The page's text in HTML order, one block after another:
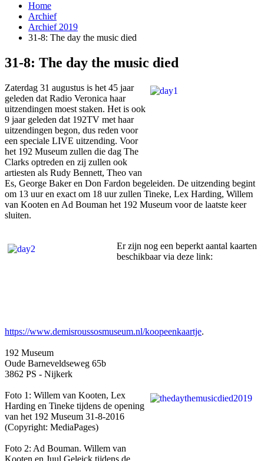
Home
Archief
Archief 2019
31-8: The day the music died
31-8: The day the music died
Zaterdag 31 augustus is het 45 jaar
geleden dat Radio Veronica haar
uitzendingen moest staken. Het is ook
9 jaar geleden dat 192TV met haar
uitzendingen begon, dus reden voor
een speciale LIVE uitzending. Voor
het 192 Museum zullen die dag The
Clarks optreden en zij zullen ook
artiesten als Rudy Bennett, Theo van
Es, George Baker en Don Fardon begeleiden. De uitzending begint
om 13 uur en exact om 18 uur zullen Tineke, Lex Harding, Willem
van Kooten en Ad Bouman het 192 Museum voor de laatste keer
sluiten.
Er zijn nog een beperkt aantal kaarten
beschikbaar via deze link:
https://www.demisroussosmuseum.nl/koopeenkaartje.
192 Museum
Oude Barneveldseweg 65b
3862 PS - Nijkerk
Foto 1: Willem van Kooten, Lex
Harding en Tineke tijdens de opening
van het 192 Museum 31-8-2016
(Copyright: MediaPages)
Foto 2: Ad Bouman. Willem van
Kooten en Juul Geleick tijdens de